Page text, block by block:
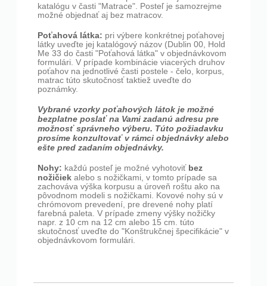
katalógu v časti "Matrace". Posteľ je samozrejme
možné objednať aj bez matracov.
Poťahová látka: pri výbere konkrétnej poťahovej
látky uveďte jej katalógový názov (Dublin 00, Hold
Me 33 do časti "Poťahová látka" v objednávkovom
formulári. V prípade kombinácie viacerých druhov
poťahov na jednotlivé časti postele - čelo, korpus,
matrac túto skutočnosť taktiež uveďte do
poznámky.
Vybrané vzorky poťahových látok je možné
bezplatne poslať na Vami zadanú adresu pre
možnosť správneho výberu. Túto požiadavku
prosíme konzultovať v rámci objednávky alebo
ešte pred zadaním objednávky.
Nohy: každú posteľ je možné vyhotoviť bez
nožičiek alebo s nožičkami, v tomto prípade sa
zachováva výška korpusu a úroveň roštu ako na
pôvodnom modeli s nožičkami. Kovové nohy sú v
chrómovom prevedení, pre drevené nohy platí
farebná paleta. V prípade zmeny výšky nožičky
napr. z 10 cm na 12 cm alebo 15 cm. túto
skutočnosť uveďte do "Konštrukčnej špecifikácie" v
objednávkovom formulári.